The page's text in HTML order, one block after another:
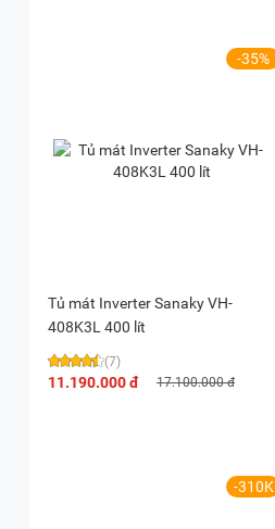
-35%
Tủ mát Inverter Sanaky VH-
408K3L 400 lít
(7)
11.190.000 đ 17.100.000 đ
-310K